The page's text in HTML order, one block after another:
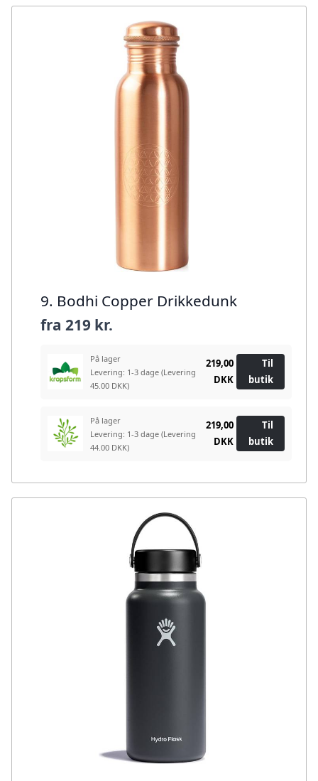
9. Bodhi Copper Drikkedunk
fra 219 kr.
På lager
Levering: 1-3 dage (Levering
45.00 DKK)
219,00
DKK
Til
butik
På lager
Levering: 1-3 dage (Levering
44.00 DKK)
219,00
DKK
Til
butik